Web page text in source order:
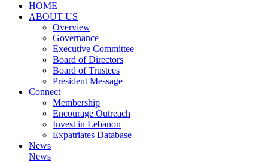
HOME
ABOUT US
Overview
Governance
Executive Committee
Board of Directors
Board of Trustees
President Message
Connect
Membership
Encourage Outreach
Invest in Lebanon
Expatriates Database
News
News